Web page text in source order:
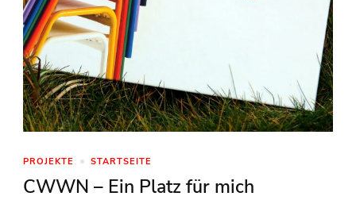
PROJEKTE STARTSEITE
CWWN – Ein Platz für mich